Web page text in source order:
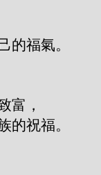
的福氣。
富，
的祝福。